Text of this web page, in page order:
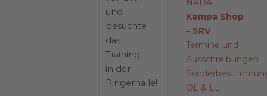
und
besuchte
das
Training
in der
Ringerhalle!
NADA
Kempa Shop
– SRV
Termine und
Ausschreibungen
OL & LL